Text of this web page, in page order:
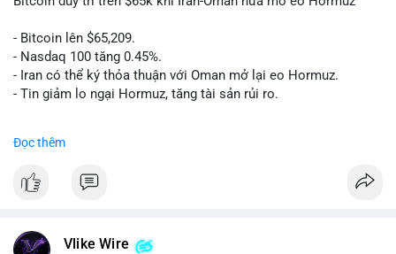
- Bitcoin lên $65,209.
- Nasdaq 100 tăng 0.45%.
- Iran có thể ký thỏa thuận với Oman mở lại eo Hormuz.
- Tin giảm lo ngại Hormuz, tăng tài sản rủi ro.
📰 Nguồn: CoinDesk
Đọc thêm
Vlike Wire